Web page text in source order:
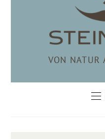
VON NATUR